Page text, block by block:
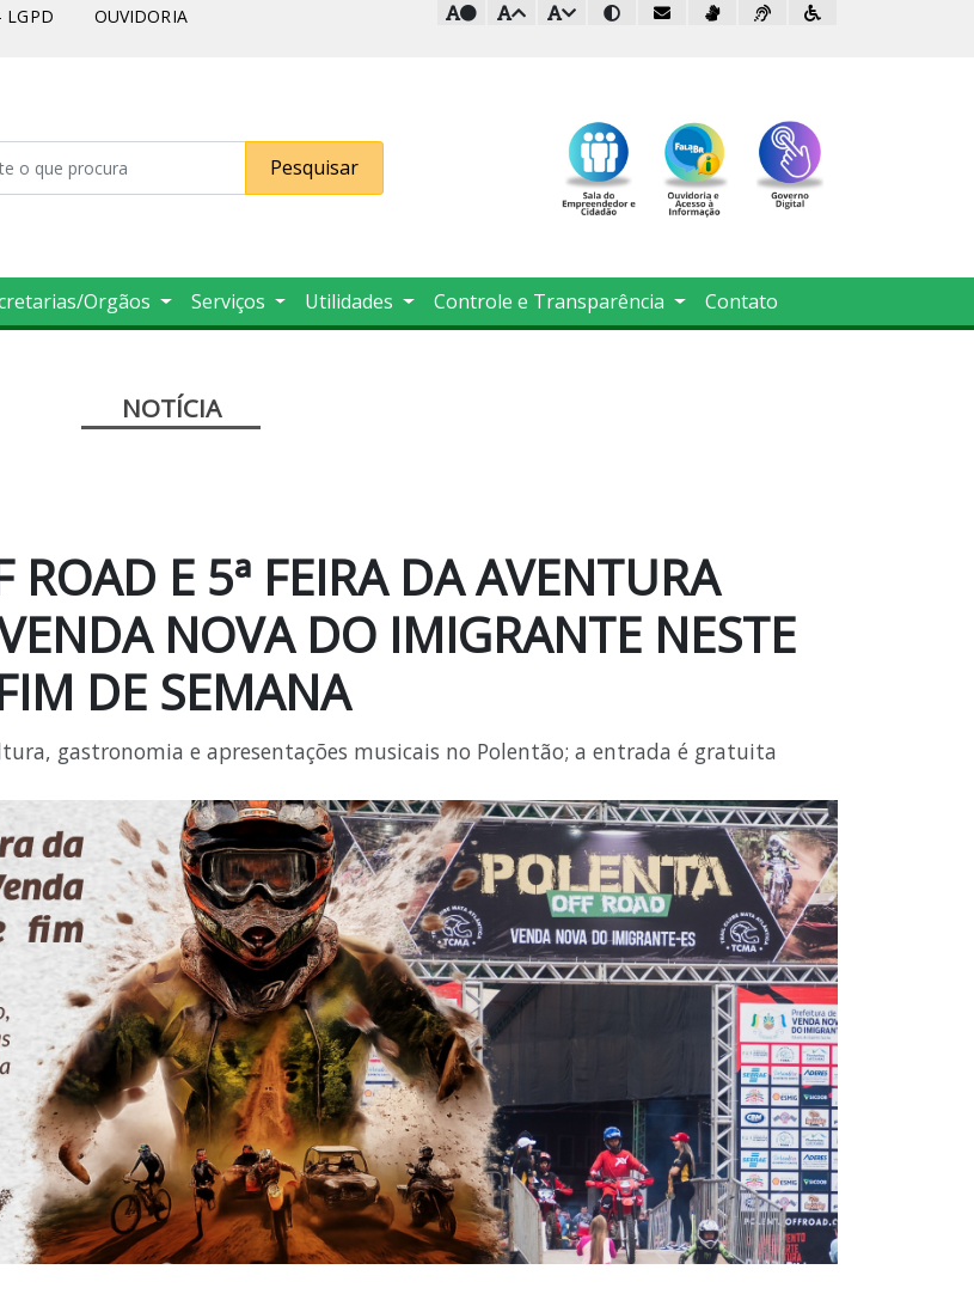
LGPD
OUVIDORIA
Pesquisar
Orgãos Serviços Utilidades Controle e Transparência Contato
NOTÍCIA
ROAD E 5ª FEIRA DA AVENTURA
NOVA DO IMIGRANTE NESTE
DE SEMANA
gastronomia e apresentações musicais no Polentão; a entrada é gratuita